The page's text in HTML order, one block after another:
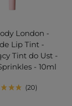
London -
Lip Tint -
Tint do Ust -
- 10ml
20